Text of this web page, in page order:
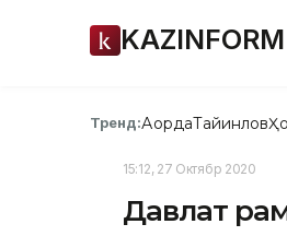
KAZINFORM
Тренд:АқордаТайинлов
15:12, 27 Октябр 2020
Давлат